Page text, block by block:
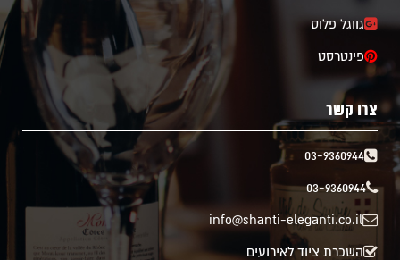
גווגל פלוס
פינטרסט
צרו קשר
03-9360944
03-9360944
info@shanti-eleganti.co.il
השכרת ציוד לאירועים